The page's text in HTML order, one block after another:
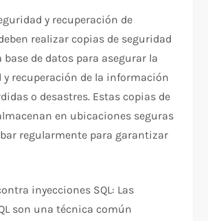
y recuperación de
realizar copias de seguridad
base de datos para asegurar la
recuperación de la información
o desastres. Estas copias de
en ubicaciones seguras
regularmente para garantizar
inyecciones SQL: Las
son una técnica común